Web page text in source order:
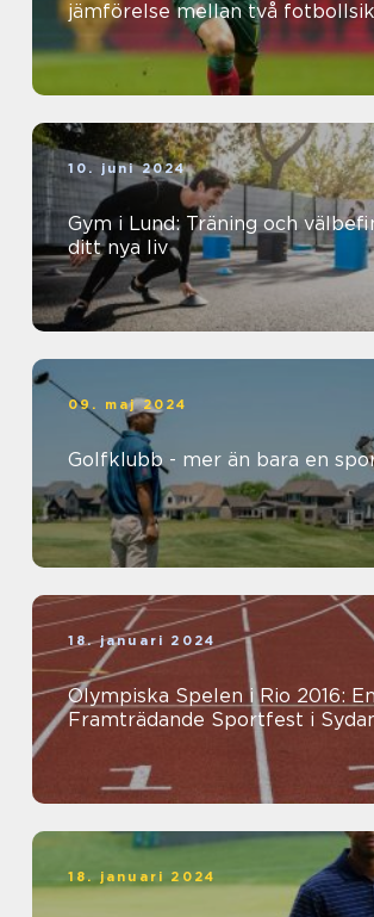
jämförelse mellan två
10. juni 2024
Gym i Lund: Träning och
ditt nya liv
09. maj 2024
Golfklubb - mer än bara en
18. januari 2024
Olympiska Spelen i Rio 2016: En
Framträdande Sportfest i
18. januari 2024